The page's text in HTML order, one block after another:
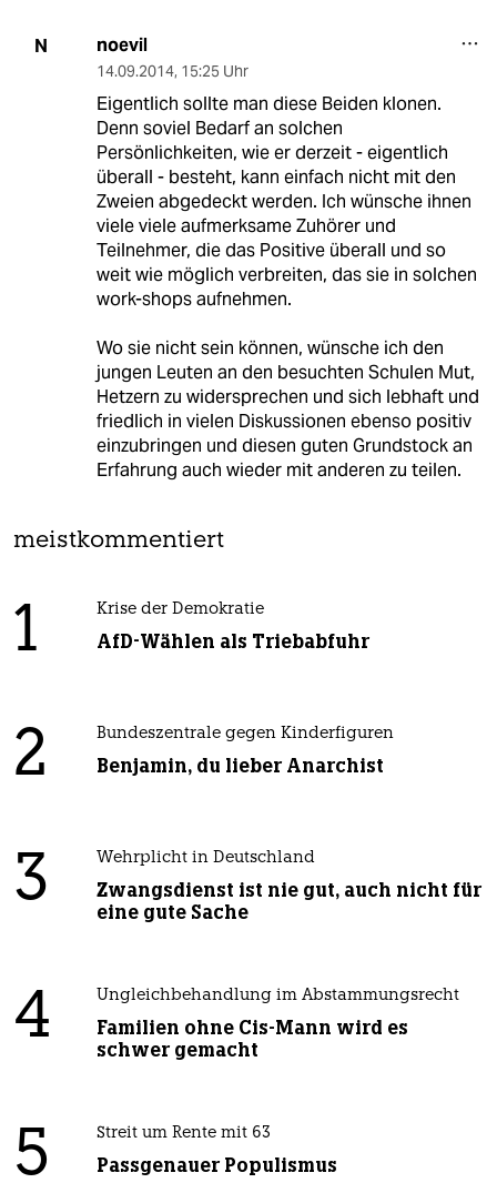
N noevil
14.09.2014, 15:25 Uhr
Eigentlich sollte man diese Beiden klonen.
Denn soviel Bedarf an solchen
Persönlichkeiten, wie er derzeit - eigentlich
überall - besteht, kann einfach nicht mit den
Zweien abgedeckt werden. Ich wünsche ihnen
viele viele aufmerksame Zuhörer und
Teilnehmer, die das Positive überall und so
weit wie möglich verbreiten, das sie in solchen
work-shops aufnehmen.
Wo sie nicht sein können, wünsche ich den
jungen Leuten an den besuchten Schulen Mut,
Hetzern zu widersprechen und sich lebhaft und
friedlich in vielen Diskussionen ebenso positiv
einzubringen und diesen guten Grundstock an
Erfahrung auch wieder mit anderen zu teilen.
meistkommentiert
1 Krise der Demokratie
AfD-Wählen als Triebabfuhr
2 Bundeszentrale gegen Kinderfiguren
Benjamin, du lieber Anarchist
3 Wehrplicht in Deutschland
Zwangsdienst ist nie gut, auch nicht für
eine gute Sache
4 Ungleichbehandlung im Abstammungsrecht
Familien ohne Cis-Mann wird es
schwer gemacht
5 Streit um Rente mit 63
Passgenauer Populismus